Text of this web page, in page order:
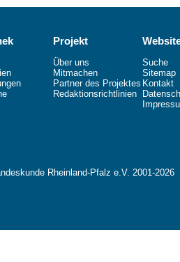
Projekt
Über uns
Mitmachen
Partner des Projektes
Redaktionsrichtlinien
Suche
Sitemap
Kontakt
Rheinland-Pfalz e.V. 2001-2026